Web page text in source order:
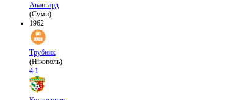
Авангард
(Суми)
1962
Трубник
(Нікополь)
4:1